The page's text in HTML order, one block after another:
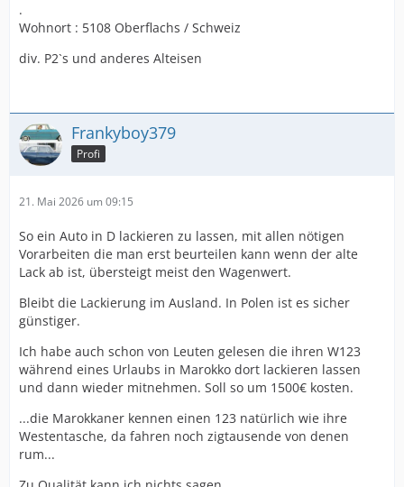
.
Wohnort : 5108 Oberflachs / Schweiz
div. P2`s und anderes Alteisen
Frankyboy379
Profi
21. Mai 2026 um 09:15
So ein Auto in D lackieren zu lassen, mit allen nötigen
Vorarbeiten die man erst beurteilen kann wenn der alte
Lack ab ist, übersteigt meist den Wagenwert.
Bleibt die Lackierung im Ausland. In Polen ist es sicher
günstiger.
Ich habe auch schon von Leuten gelesen die ihren W123
während eines Urlaubs in Marokko dort lackieren lassen
und dann wieder mitnehmen. Soll so um 1500€ kosten.
...die Marokkaner kennen einen 123 natürlich wie ihre
Westentasche, da fahren noch zigtausende von denen
rum...